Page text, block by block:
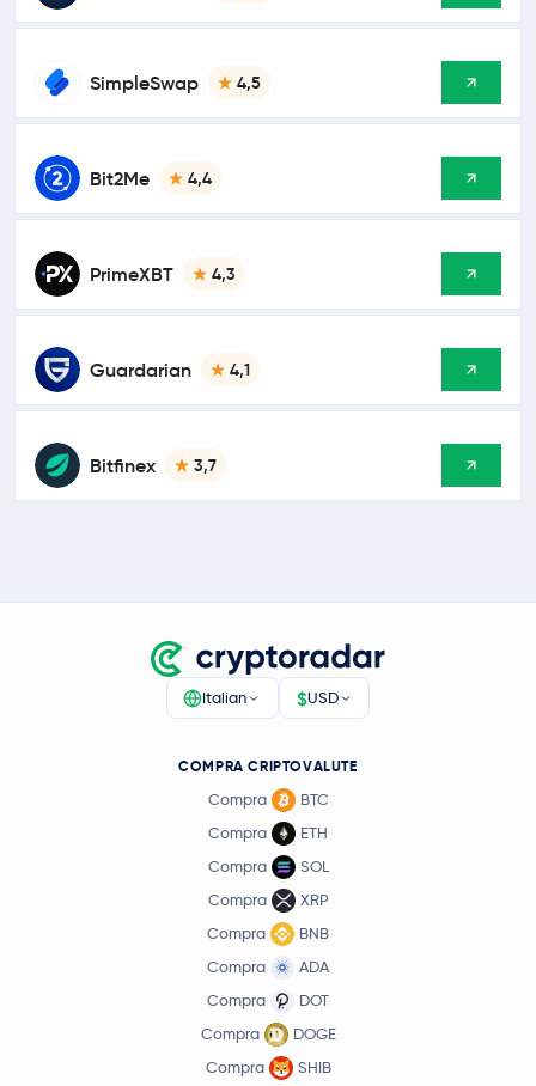
SimpleSwap 4,5
Bit2Me 4,4
PrimeXBT 4,3
Guardarian 4,1
Bitfinex 3,7
Italian $USD
COMPRA CRIPTOVALUTE
Compra
BTC
Compra
ETH
Compra
SOL
Compra
XRP
Compra
BNB
Compra
ADA
Compra
DOT
Compra
DOGE
Compra
SHIB